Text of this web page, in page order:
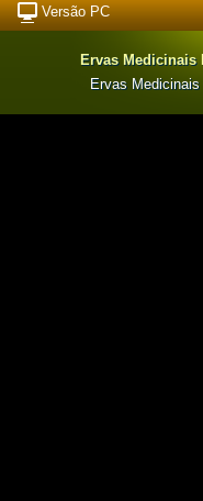
Versão PC
Ervas Medicinais
Ervas